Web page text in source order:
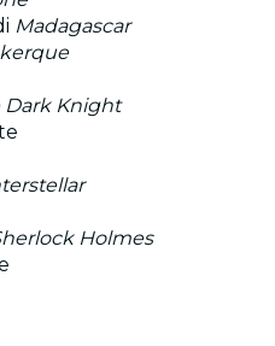
Madagascar
Dark Knight
Holmes